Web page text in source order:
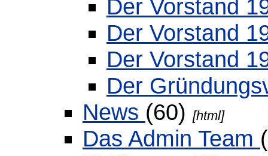
Der Vorstand
Der Vorstand
Der Vorstand
Der
News (60) [html]
Das Admin Team